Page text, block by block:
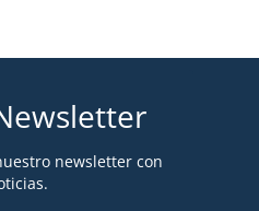
newsletter con